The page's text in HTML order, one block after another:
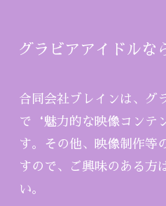
グラビアアイドルな
合同会社ブレインは、グ
で‘魅力的な映像コンテ
す。その他、映像制作等
すので、ご興味のある方
い。